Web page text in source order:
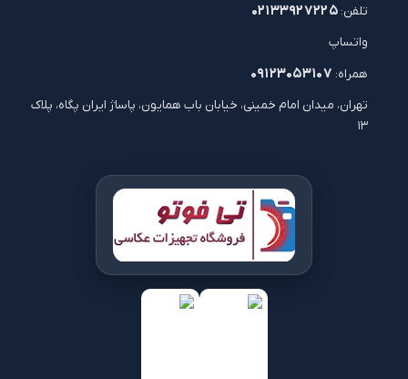
تلفن: ۰۲۱۳۳۹۲۷۲۲۵
واتساپ
همراه: ۰۹۱۲۳۰۵۳۱۰۷
تهران، میدان امام خمینی، خیابان باب همایون، پاساژ ایران پگاه، پلاک
۱۳